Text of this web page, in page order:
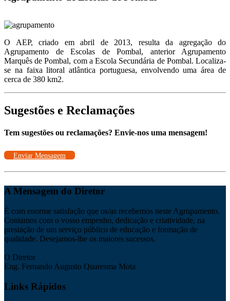
O AEP, criado em abril de 2013, resulta da agregação do
Agrupamento de Escolas de Pombal, anterior Agrupamento
Marquês de Pombal, com a Escola Secundária de Pombal. Localiza-
se na faixa litoral atlântica portuguesa, envolvendo uma área de
cerca de 380 km2.
Sugestões e Reclamações
Tem sugestões ou reclamações? Envie-nos uma mensagem!
Enviar Mensagem
A Mensagem do Diretor
É com enorme satisfação que os/as recebemos neste Agrupamento.
Contamos com o vosso empenho, dedicação e criatividade, na
prestação de um serviço público de educação e formação de
qualidade. Desejamos-lhe os maiores sucessos.
O Diretor
Eng. Fernando Augusto Quaresma Mota
Links Rápidos